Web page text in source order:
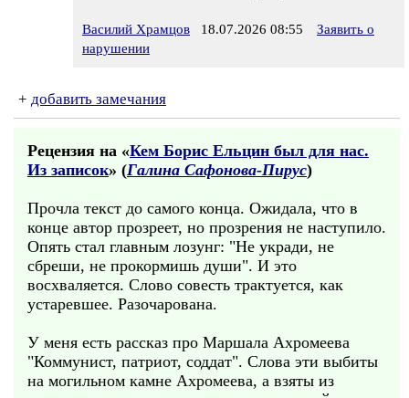
Василий Храмцов 18.07.2026 08:55
Заявить о
нарушении
+ добавить замечания
Рецензия на «Кем Борис Ельцин был для нас.
Из записок» (Галина Сафонова-Пирус)
Прочла текст до самого конца. Ожидала, что в
конце автор прозреет, но прозрения не наступило.
Опять стал главным лозунг: "Не укради, не
сбреши, не прокормишь души". И это
восхваляется. Слово совесть трактуется, как
устаревшее. Разочарована.
У меня есть рассказ про Маршала Ахромеева
"Коммунист, патриот, соддат". Слова эти выбиты
на могильном камне Ахромеева, а взяты из